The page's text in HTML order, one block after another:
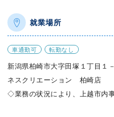
就業場所
車通勤可 転勤なし
新潟県柏崎市大字田塚１丁目
ネスクリエーション 柏崎店
◇業務の状況により、上越市内